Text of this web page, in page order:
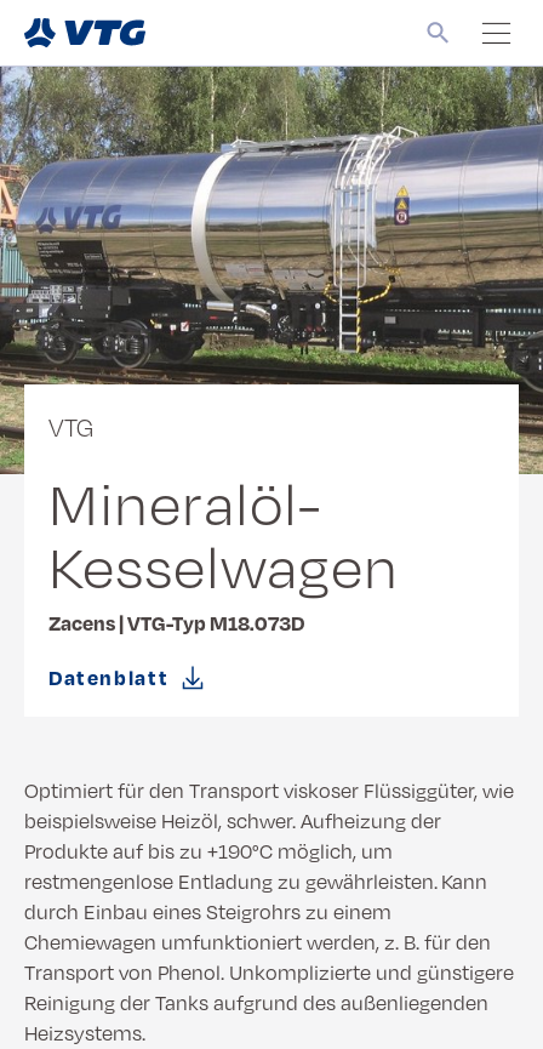
VTG
Mineralöl-
Kesselwagen
Zacens | VTG-Typ M18.073D
Datenblatt
Optimiert für den Transport viskoser Flüssiggüter, wie
beispielsweise Heizöl, schwer. Aufheizung der
Produkte auf bis zu +190°C möglich, um
restmengenlose Entladung zu gewährleisten. Kann
durch Einbau eines Steigrohrs zu einem
Chemiewagen umfunktioniert werden, z. B. für den
Transport von Phenol. Unkomplizierte und günstigere
Reinigung der Tanks aufgrund des außenliegenden
Heizsystems.